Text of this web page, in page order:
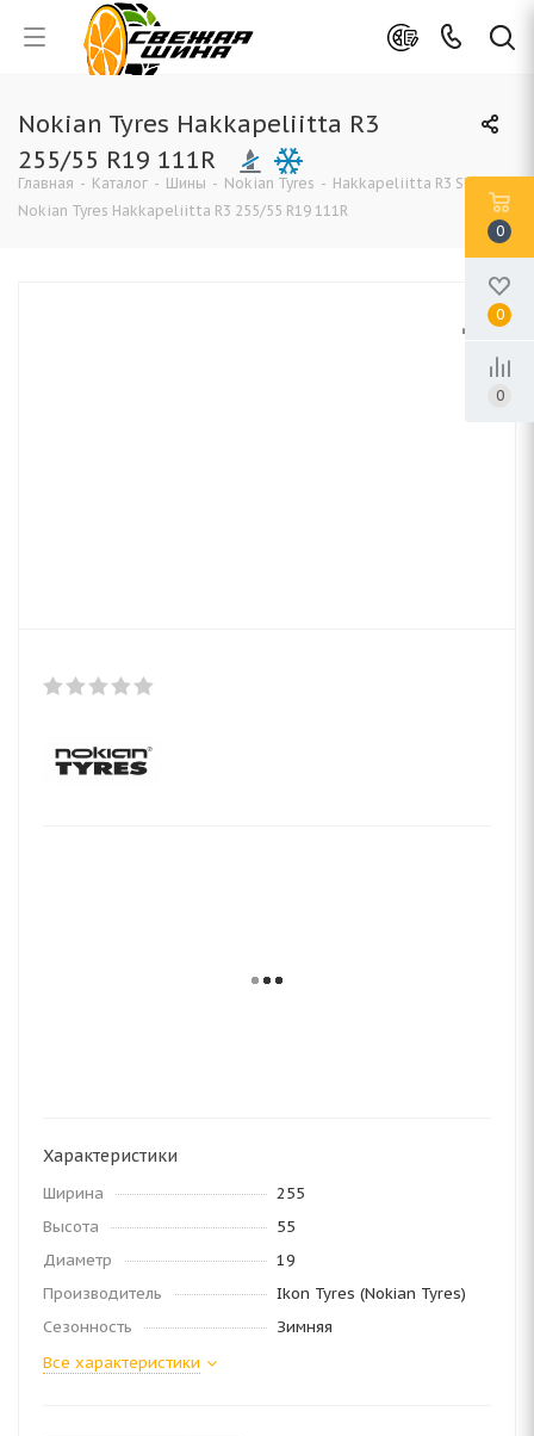
Nokian Tyres Hakkapeliitta R3
255/55 R19 111R
Главная - Каталог - Шины - Nokian Tyres - Hakkapeliitta R3 SUV
Nokian Tyres Hakkapeliitta R3 255/55 R19 111R
Характеристики
Ширина
255
Высота
55
Диаметр
19
Производитель
Ikon Tyres (Nokian Tyres)
Сезонность
Зимняя
Все характеристики
0
0
0